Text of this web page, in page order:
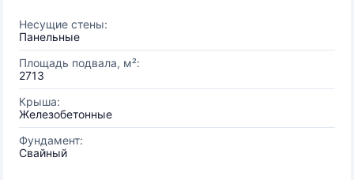
Несущие стены:
Панельные
Площадь подвала, м²:
2713
Крыша:
Железобетонные
Фундамент:
Свайный